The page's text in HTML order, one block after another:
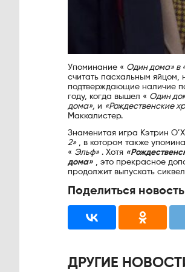
Упоминание « Один дома» в
считать пасхальным яйцом,
подтверждающие наличие
году, когда вышел « Один
дома», и «Рождественские
Маккалистер.
Знаменитая игра Кэтрин
2», в котором также
« Эльф». Хотя
дома» , это прекрасное
продолжит выпускать
Поделиться
ДРУГИЕ